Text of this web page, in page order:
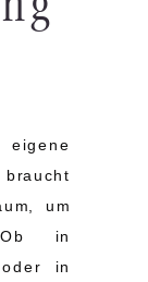
braucht
um
in
in